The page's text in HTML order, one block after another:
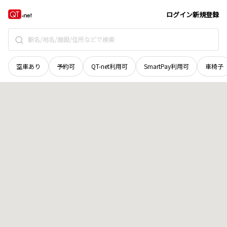
ログイン新規登録
空車あり 予約可 QT-net利用可 SmartPay利用可 車椅子
北海道